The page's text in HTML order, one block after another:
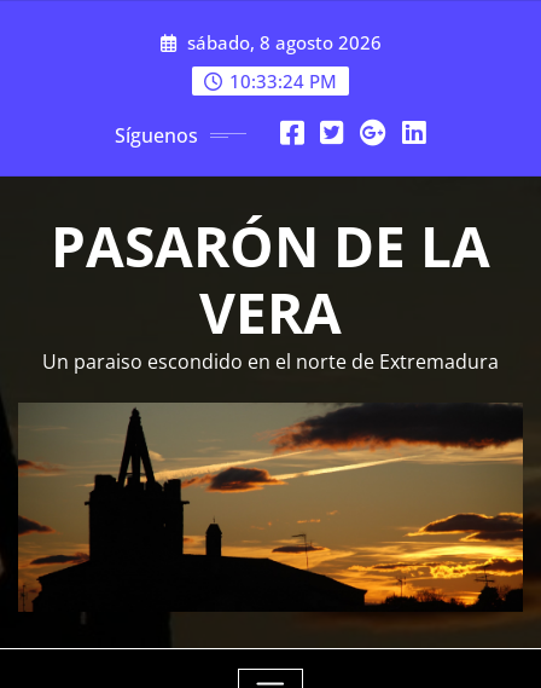
sábado, 8 agosto 2026
10:33:25 PM
Síguenos
PASARÓN DE LA
VERA
Un paraiso escondido en el norte de Extremadura